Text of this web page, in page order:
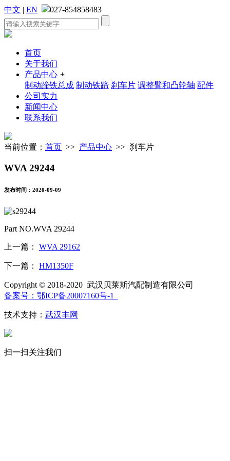
中文 | EN 027-854858483
首页
关于我们
产品中心 +
制动蹄铁总成 制动铁蹄 刹车片 调整臂和凸轮轴 配件
公司实力
新闻中心
联系我们
当前位置： 首页 >> 产品中心 >> 刹车片
WVA 29244
发布时间：2020-09-09
Part NO.WVA 29244
上一篇： WVA 29162
下一篇： HM1350F
Copyright © 2018-2020 武汉贝莱斯汽配制造有限公司
备案号：鄂ICP备20007160号-1
技术支持： 武汉丰网
扫一扫关注我们